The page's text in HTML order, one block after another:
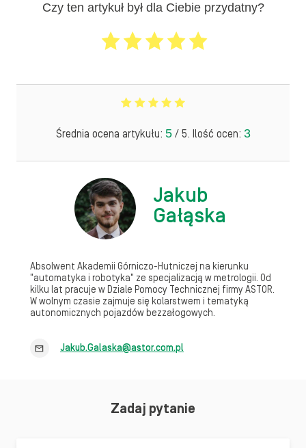
Czy ten artykuł był dla Ciebie przydatny?
Średnia ocena artykułu: 5/ 5. Ilość ocen: 3
Jakub
Gałąska
Absolwent Akademii Górniczo-Hutniczej na kierunku
"automatyka i robotyka" ze specjalizacją w metrologii. Od
kilku lat pracuje w Dziale Pomocy Technicznej firmy ASTOR.
W wolnym czasie zajmuje się kolarstwem i tematyką
autonomicznych pojazdów bezzałogowych.
Jakub.Galaska@astor.com.pl
Zadaj pytanie